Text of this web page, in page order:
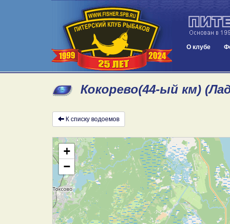
О клубе
Кокорево(44-ый км)
К списку водоемов
+
−